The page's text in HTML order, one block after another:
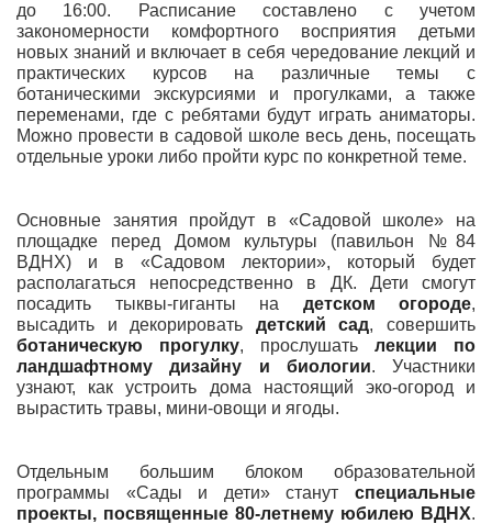
до 16:00. Расписание составлено с учетом
закономерности комфортного восприятия детьми
новых знаний и включает в себя чередование лекций и
практических курсов на различные темы с
ботаническими экскурсиями и прогулками, а также
переменами, где с ребятами будут играть аниматоры.
Можно провести в садовой школе весь день, посещать
отдельные уроки либо пройти курс по конкретной теме.
Основные занятия пройдут в «Садовой школе» на
площадке перед Домом культуры (павильон №84
ВДНХ) и в «Садовом лектории», который будет
располагаться непосредственно в ДК. Дети смогут
посадить тыквы-гиганты на детском огороде,
высадить и декорировать детский сад, совершить
ботаническую прогулку, прослушать лекции по
ландшафтному дизайну и биологии. Участники
узнают, как устроить дома настоящий эко-огород и
вырастить травы, мини-овощи и ягоды.
Отдельным большим блоком образовательной
программы «Сады и дети» станут специальные
проекты, посвященные 80-летнему юбилею ВДНХ.